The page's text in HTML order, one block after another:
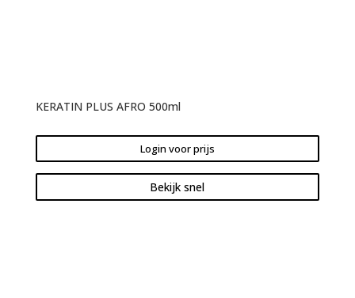
KERATIN PLUS AFRO 500ml
Login voor prijs
Bekijk snel